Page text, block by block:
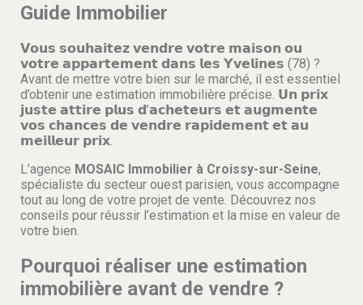
Guide Immobilier
𝗩𝗼𝘂𝘀 𝘀𝗼𝘂𝗵𝗮𝗶𝘁𝗲𝘇 𝘃𝗲𝗻𝗱𝗿𝗲 𝘃𝗼𝘁𝗿𝗲 𝗺𝗮𝗶𝘀𝗼𝗻 𝗼𝘂
𝘃𝗼𝘁𝗿𝗲 𝗮𝗽𝗽𝗮𝗿𝘁𝗲𝗺𝗲𝗻𝘁 𝗱𝗮𝗻𝘀 𝗹𝗲𝘀 𝗬𝘃𝗲𝗹𝗶𝗻𝗲𝘀 (78) ?
Avant de mettre votre bien sur le marché, il est essentiel
d’obtenir une estimation immobilière précise. 𝗨𝗻 𝗽𝗿𝗶𝘅
𝗷𝘂𝘀𝘁𝗲 𝗮𝘁𝘁𝗶𝗿𝗲 𝗽𝗹𝘂𝘀 𝗱’𝗮𝗰𝗵𝗲𝘁𝗲𝘂𝗿𝘀 𝗲𝘁 𝗮𝘂𝗴𝗺𝗲𝗻𝘁𝗲
𝘃𝗼𝘀 𝗰𝗵𝗮𝗻𝗰𝗲𝘀 𝗱𝗲 𝘃𝗲𝗻𝗱𝗿𝗲 𝗿𝗮𝗽𝗶𝗱𝗲𝗺𝗲𝗻𝘁 𝗲𝘁 𝗮𝘂
𝗺𝗲𝗶𝗹𝗹𝗲𝘂𝗿 𝗽𝗿𝗶𝘅.
L’agence MOSAIC Immobilier à Croissy-sur-Seine,
spécialiste du secteur ouest parisien, vous accompagne
tout au long de votre projet de vente. Découvrez nos
conseils pour réussir l’estimation et la mise en valeur de
votre bien.
Pourquoi réaliser une estimation
immobilière avant de vendre ?